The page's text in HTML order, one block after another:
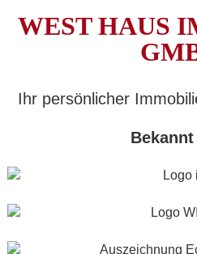
WEST HAUS
Ihr persönlicher